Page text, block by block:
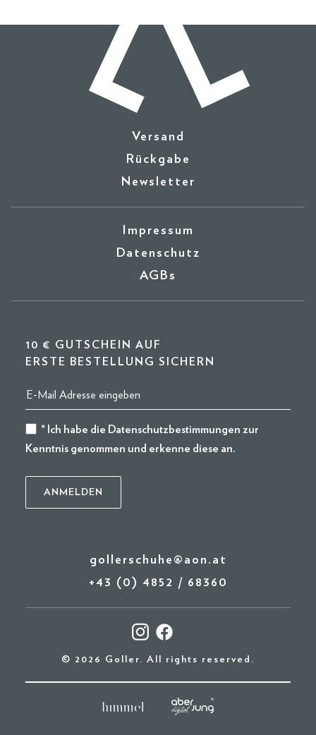
Versand
Rückgabe
Newsletter
Impressum
Datenschutz
AGBs
10 € GUTSCHEIN AUF
ERSTE BESTELLUNG SICHERN
* Ich habe die Datenschutzbestimmungen zur
Kenntnis genommen und erkenne diese an.
gollerschuhe@aon.at
+43 (0) 4852 / 68360
© 2026 Goller. All rights reserved.